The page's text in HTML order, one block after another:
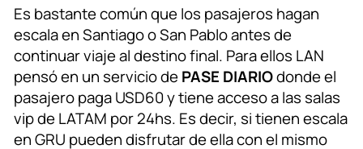
Es bastante común que los pasajeros hagan
escala en Santiago o San Pablo antes de
continuar viaje al destino final. Para ellos LAN
pensó en un servicio dePASE DIARIOdonde el
pasajero paga USD60 y tiene acceso a las salas
vip de LATAM por 24hs. Es decir, si tienen escala
en GRU pueden disfrutar de ella con el mismo